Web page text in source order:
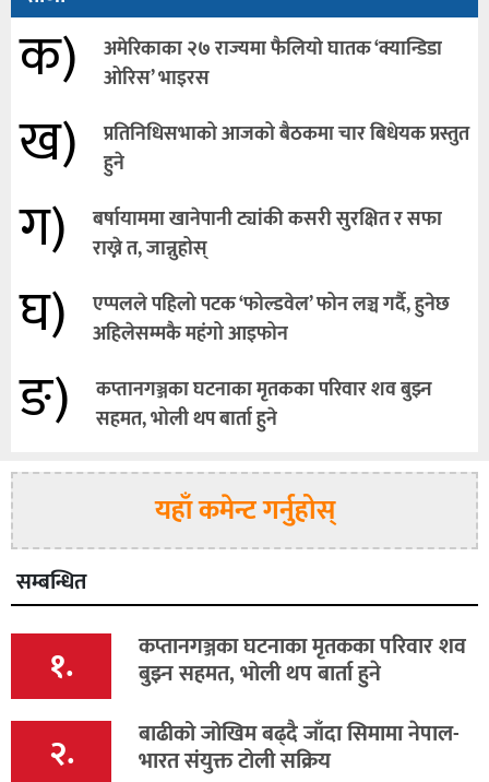
क)
अमेरिकाका २७ राज्यमा फैलियाे घातक ‘क्यान्डिडा
ओरिस’ भाइरस
ख)
प्रतिनिधिसभाको आजको बैठकमा चार बिधेयक प्रस्तुत
हुने
ग)
बर्षायाममा खानेपानी ट्यांकी कसरी सुरक्षित र सफा
राख्ने त, जान्नुहोस्
घ)
एप्पलले पहिलो पटक ‘फोल्डवेल’ फोन लञ्च गर्दै, हुनेछ
अहिलेसम्मकै महंगो आइफोन
ङ)
कप्तानगञ्जका घटनाका मृतकका परिवार शव बुझ्न
सहमत, भोली थप बार्ता हुने
यहाँ कमेन्ट गर्नुहोस्
सम्बन्धित
१. कप्तानगञ्जका घटनाका मृतकका परिवार शव
बुझ्न सहमत, भोली थप बार्ता हुने
२. बाढीको जोखिम बढ्दै जाँदा सिमामा नेपाल-
भारत संयुक्त टोली सक्रिय